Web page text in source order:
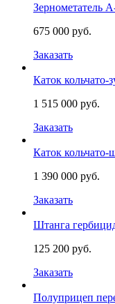
Зернометатель
675 000 руб.
Заказать
Каток
1 515 000 руб.
Заказать
Каток
1 390 000 руб.
Заказать
Штанга
125 200 руб.
Заказать
Полуприцеп